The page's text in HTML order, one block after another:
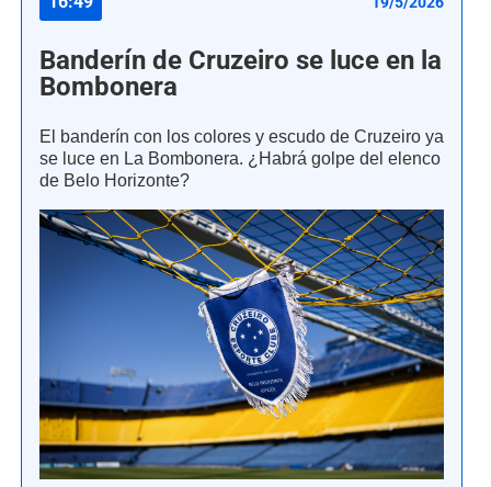
Banderín de Cruzeiro se luce en la
Bombonera
El banderín con los colores y escudo de Cruzeiro ya
se luce en La Bombonera. ¿Habrá golpe del elenco
de Belo Horizonte?